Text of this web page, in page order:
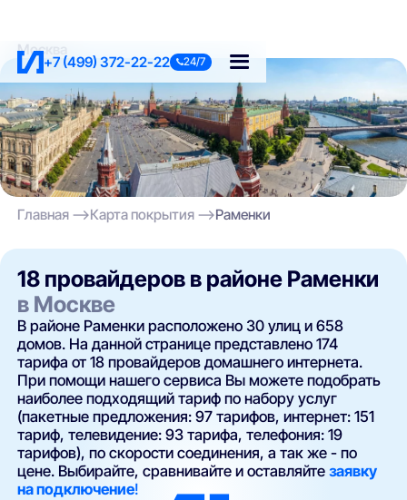
+7 (499) 372-22-22 24/7
Москва
Главная Карта покрытия Раменки
18 провайдеров в районе Раменки
в Москве
В районе Раменки расположено 30 улиц и 658
домов. На данной странице представлено 174
тарифа от 18 провайдеров домашнего интернета.
При помощи нашего сервиса Вы можете подобрать
наиболее подходящий тариф по набору услуг
(пакетные предложения: 97 тарифов, интернет: 151
тариф, телевидение: 93 тарифа, телефония: 19
тарифов), по скорости соединения, а так же - по
цене. Выбирайте, сравнивайте и оставляйтезаявку
на подключение!